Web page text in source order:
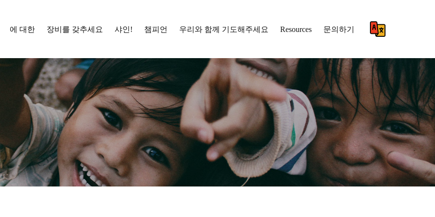
에 대한 장비를 갖추세요 샤인! 챔피언 우리와 함께 기도해주세요 Resources 문의하기